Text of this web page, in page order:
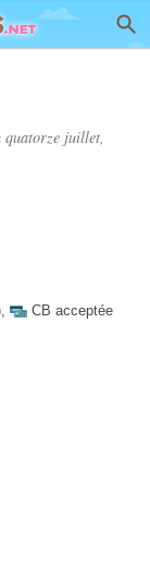
quatorze juillet,
, CB acceptée